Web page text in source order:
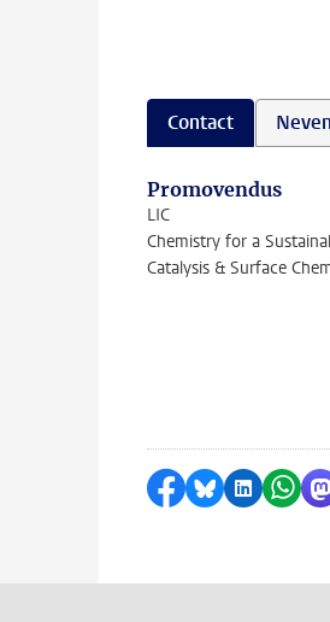
Contact
Promovendus
LIC
Chemistry for a
Catalysis & Surface
Delen op
Delen via
Delen